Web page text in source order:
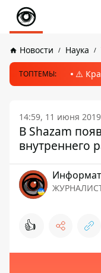
Новости Наука
ТОПТЕМЫ: ⚠️
14:59, 11 июня 2019
В Shazam
внутреннего
👍